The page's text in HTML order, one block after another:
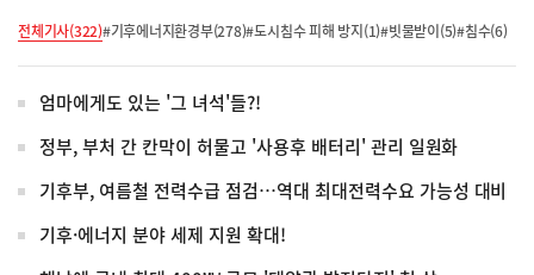
전체기사(322)#기후에너지환경부(278)#도시침수 피해 방지(1)#빗물받이(5)#침수(6)
엄마에게도 있는 '그 녀석'들?!
정부, 부처 간 칸막이 허물고 '사용후 배터리' 관리 일원화
기후부, 여름철 전력수급 점검…역대 최대전력수요 가능성 대비
기후·에너지 분야 세제 지원 확대!